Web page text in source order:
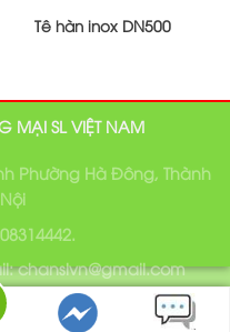
Tê hàn inox DN500
MẠI SL VIỆT NAM
Phường Hà Đông, Thành
chanslvn@gmail.com
SL Việt Nam